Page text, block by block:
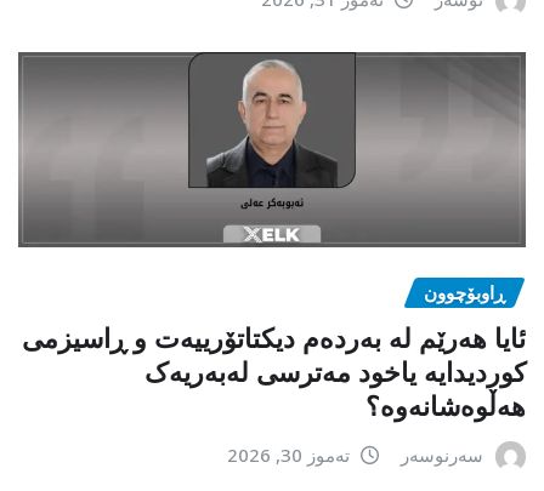
ڕاوبۆچوون
ئایا هەرێم لە بەردەم دیکتاتۆرییەت و ڕاسیزمی
کوردیدایە یاخود مەترسی لەبەریەک
هەڵوەشانەوە؟
سەرنوسەر تەموز 30, 2026